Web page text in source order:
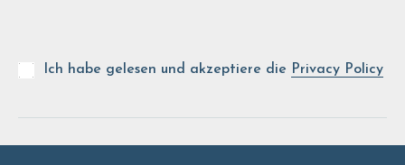
Ich habe gelesen und akzeptiere die Privacy Policy